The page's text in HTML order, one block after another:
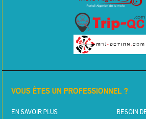
VOUS ÊTES UN PROFESSIONNEL ?
EN SAVOIR PLUS BESOIN